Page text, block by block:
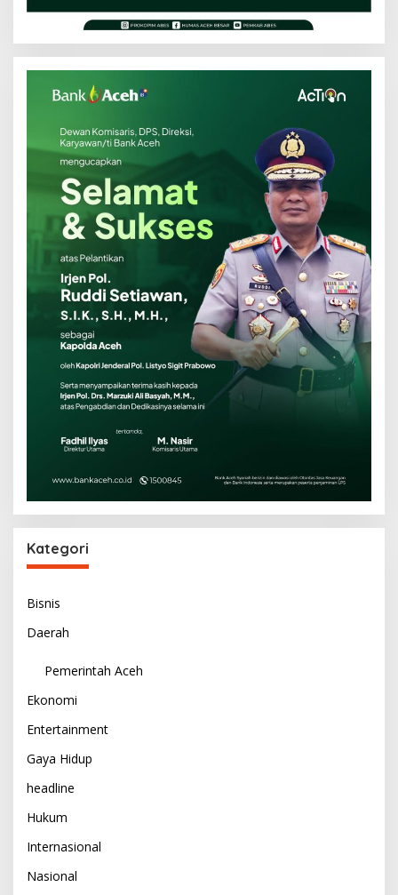
Kategori
Bisnis
Daerah
Pemerintah Aceh
Ekonomi
Entertainment
Gaya Hidup
headline
Hukum
Internasional
Nasional